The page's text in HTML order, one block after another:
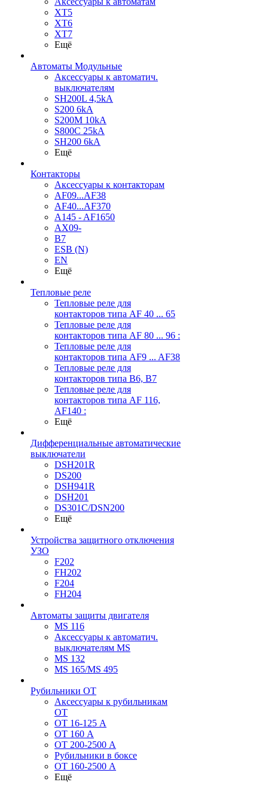
XT5
XT6
XT7
Ещё
Автоматы Модульные
Аксессуары к автоматич.
выключателям
SH200L 4,5kA
S200 6kA
S200M 10kA
S800C 25kA
SH200 6kA
Ещё
Контакторы
Аксессуары к контакторам
AF09...AF38
AF40...AF370
A145 - AF1650
AX09-
B7
ESB (N)
EN
Ещё
Тепловые реле
Тепловые реле для
контакторов типа AF 40 ... 65
Тепловые реле для
контакторов типа AF 80 ... 96 :
Тепловые реле для
контакторов типа AF9 ... AF38
Тепловые реле для
контакторов типа В6, В7
Тепловые реле для
контакторов типа AF 116,
AF140 :
Ещё
Дифференциальные автоматические
выключатели
DSH201R
DS200
DSH941R
DSH201
DS301C/DSN200
Ещё
Устройства защитного отключения
УЗО
F202
FH202
F204
FH204
Автоматы защиты двигателя
MS 116
Аксессуары к автоматич.
выключателям MS
MS 132
MS 165/MS 495
Рубильники ОТ
Аксессуары к рубильникам
OT
OT 16-125 А
OT 160 А
OT 200-2500 А
Рубильники в боксе
OT 160-2500 А
Ещё